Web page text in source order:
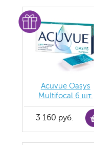
Acuvue Oasys
Multifocal 6 шт.
3 160 руб.